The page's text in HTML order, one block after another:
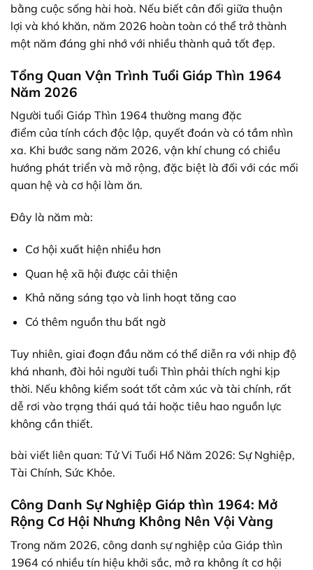
bằng cuộc sống hài hoà. Nếu biết cân đối giữa thuận
lợi và khó khăn, năm 2026 hoàn toàn có thể trở thành
một năm đáng ghi nhớ với nhiều thành quả tốt đẹp.
Tổng Quan Vận Trình Tuổi Giáp Thìn 1964
Năm 2026
Người tuổi Giáp Thìn 1964 thường mang đặc
điểm của tính cách độc lập, quyết đoán và có tầm nhìn
xa. Khi bước sang năm 2026, vận khí chung có chiều
hướng phát triển và mở rộng, đặc biệt là đối với các mối
quan hệ và cơ hội làm ăn.
Đây là năm mà:
Cơ hội xuất hiện nhiều hơn
Quan hệ xã hội được cải thiện
Khả năng sáng tạo và linh hoạt tăng cao
Có thêm nguồn thu bất ngờ
Tuy nhiên, giai đoạn đầu năm có thể diễn ra với nhịp độ
khá nhanh, đòi hỏi người tuổi Thìn phải thích nghi kịp
thời. Nếu không kiểm soát tốt cảm xúc và tài chính, rất
dễ rơi vào trạng thái quá tải hoặc tiêu hao nguồn lực
không cần thiết.
bài viết liên quan: Tử Vi Tuổi Hổ Năm 2026: Sự Nghiệp,
Tài Chính, Sức Khỏe.
Công Danh Sự Nghiệp Giáp thìn 1964: Mở
Rộng Cơ Hội Nhưng Không Nên Vội Vàng
Trong năm 2026, công danh sự nghiệp của Giáp thìn
1964 có nhiều tín hiệu khởi sắc, mở ra không ít cơ hội